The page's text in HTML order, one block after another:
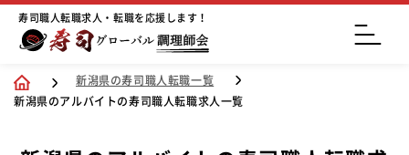
寿司職人転職求人・転職を応援します！
新潟県の寿司職人転職一覧
新潟県のアルバイトの寿司職人転職求人一覧